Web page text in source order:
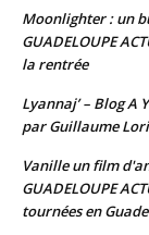
Moonlighter : un
GUADELOUPE
la rentrée
Lyannaj’ – Blog A
par Guillaume
Vanille un film
GUADELOUPE
tournées en